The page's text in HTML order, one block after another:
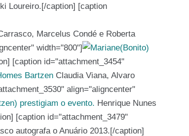
Loureiro.[/caption] [caption
Marcelus Condé e Roberta
width="800"]
[caption id="attachment_3454"
Claudia Viana, Alvaro
align="aligncenter"
Henrique Nunes
[caption id="attachment_3479"
autografa o Anuário 2013.[/caption]